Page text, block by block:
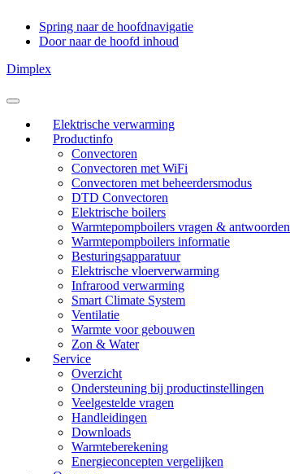
Spring naar de hoofdnavigatie
Door naar de hoofd inhoud
Dimplex
Header
RechtsElektrische verwarming
Productinfo
Convectoren
Convectoren met WiFi
Convectoren met beheerdersmodus
DTD Convectoren
Elektrische boilers
Warmtepompboilers vragen & antwoorden
Warmtepompboilers informatie
Besturingsapparatuur
Elektrische vloerverwarming
Infrarood verwarming
Smart Climate System
Ventilatie
Warmte voor gebouwen
Zon & Water
Service
Overzicht
Ondersteuning bij productinstellingen
Veelgestelde vragen
Handleidingen
Downloads
Warmteberekening
Energieconcepten vergelijken